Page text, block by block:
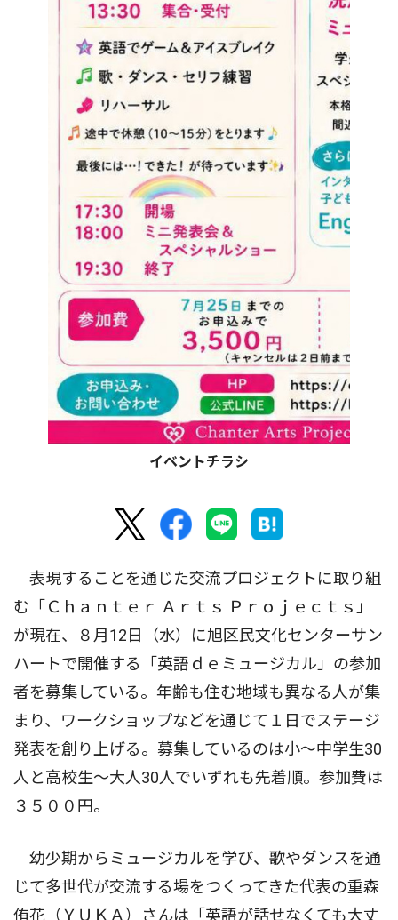
イベントチラシ
表現することを通じた交流プロジェクトに取り組
む「Ｃｈａｎｔｅｒ Ａｒｔｓ Ｐｒｏｊｅｃｔｓ」
が現在、８月12日（水）に旭区民文化センターサン
ハートで開催する「英語ｄｅミュージカル」の参加
者を募集している。年齢も住む地域も異なる人が集
まり、ワークショップなどを通じて１日でステージ
発表を創り上げる。募集しているのは小〜中学生30
人と高校生〜大人30人でいずれも先着順。参加費は
３５００円。
幼少期からミュージカルを学び、歌やダンスを通
じて多世代が交流する場をつくってきた代表の重森
侑花（ＹＵＫＡ）さんは「英語が話せなくても大丈